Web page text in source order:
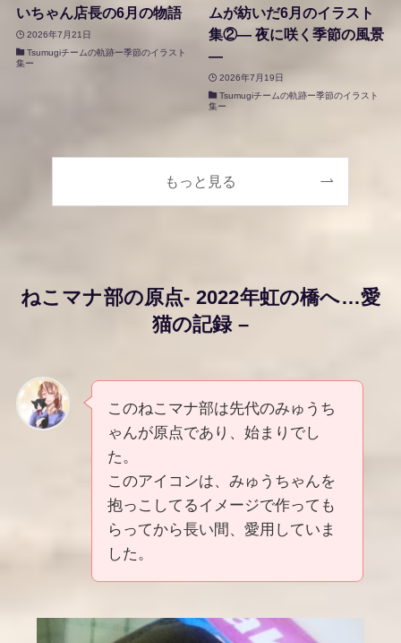
いちゃん店長の6月の物語
2026年7月21日
Tsumugiチームの軌跡ー季節のイラスト
集ー
ムが紡いだ6月のイラスト
集②― 夜に咲く季節の風景
―
2026年7月19日
Tsumugiチームの軌跡ー季節のイラスト
集ー
もっと見る
ねこマナ部の原点- 2022年虹の橋へ…愛
猫の記録 –
このねこマナ部は先代のみゅうち
ゃんが原点であり、始まりでし
た。
このアイコンは、みゅうちゃんを
抱っこしてるイメージで作っても
らってから長い間、愛用していま
した。